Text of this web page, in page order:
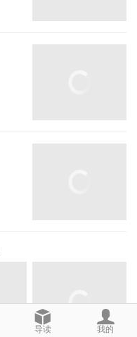
导读 我的